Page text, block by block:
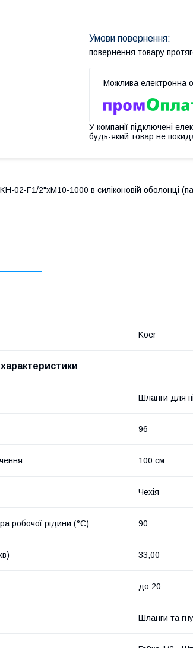
повернення товару
У компанії підключені
будь-який товар не
02-F1/2"xM10-1000 в силіконовій оболонці
Koer
Шланги для
96
100 см
Чехія
робочої рідини (°C) 90
33,00
до 20
Шланги та